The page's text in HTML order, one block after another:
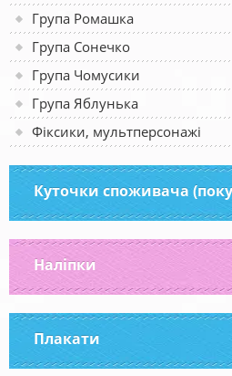
Група Ромашка
Група Сонечко
Група Чомусики
Група Яблунька
Фіксики, мультперсонажі
Куточки споживача
Наліпки
Плакати